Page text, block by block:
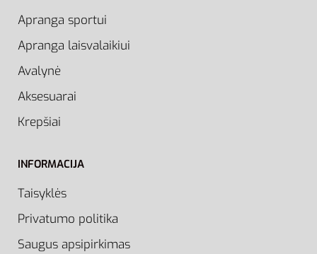
Apranga sportui
Apranga laisvalaikiui
Avalynė
Aksesuarai
Krepšiai
INFORMACIJA
Taisyklės
Privatumo politika
Saugus apsipirkimas